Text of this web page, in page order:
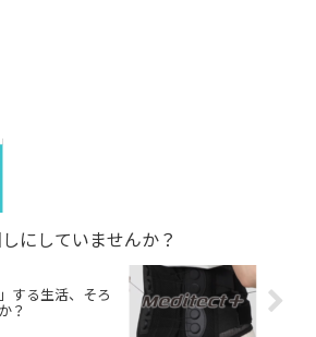
にしていませんか？
する生活、そろ
？